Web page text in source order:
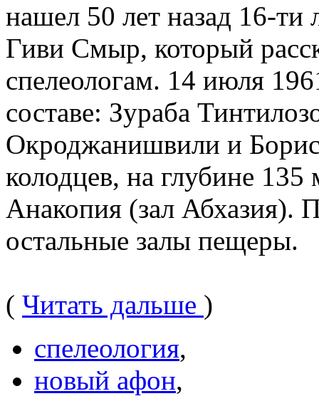
нашел 50 лет назад 16-
Гиви Смыр, который
спелеологам. 14 июля
составе: Зураба
Окроджанишвили и
колодцев, на глубине
Анакопия (зал Абхазия).
остальные залы пещеры.
( Читать дальше )
спелеология,
новый афон,